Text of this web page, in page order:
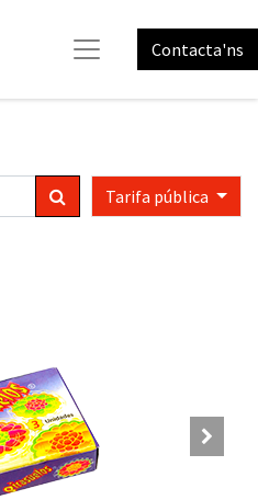
Contacta'ns
Tarifa pública